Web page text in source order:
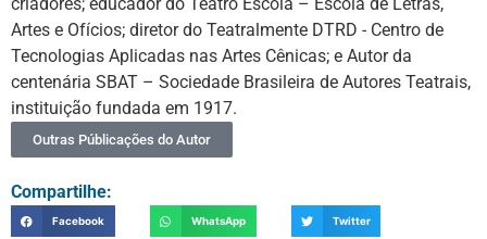
Artes e Ofícios; diretor do Teatralmente DTRD - Centro de
Tecnologias Aplicadas nas Artes Cênicas; e Autor da
centenária SBAT – Sociedade Brasileira de Autores Teatrais,
instituição fundada em 1917.
Outras Públicações do Autor
Compartilhe:
Facebook WhatsApp Twitter